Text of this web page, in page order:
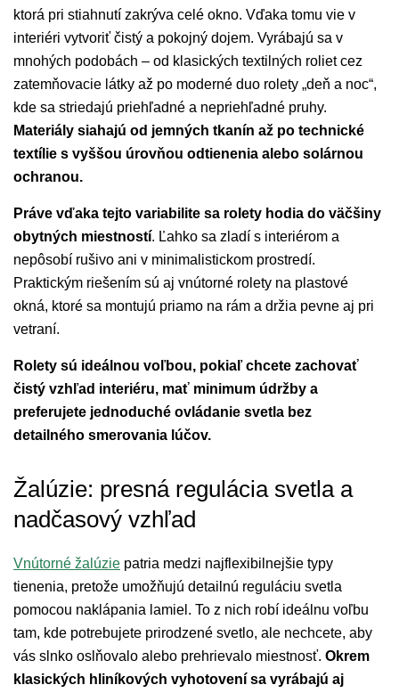
ktorá pri stiahnutí zakrýva celé okno. Vďaka tomu vie v
interiéri vytvoriť čistý a pokojný dojem. Vyrábajú sa v
mnohých podobách – od klasických textilných roliet cez
zatemňovacie látky až po moderné duo rolety „deň a noc“,
kde sa striedajú priehľadné a nepriehľadné pruhy.
Materiály siahajú od jemných tkanín až po technické
textílie s vyššou úrovňou odtienenia alebo solárnou
ochranou.
Práve vďaka tejto variabilite sa rolety hodia do väčšiny
obytných miestností. Ľahko sa zladí s interiérom a
nepôsobí rušivo ani v minimalistickom prostredí.
Praktickým riešením sú aj vnútorné rolety na plastové
okná, ktoré sa montujú priamo na rám a držia pevne aj pri
vetraní.
Rolety sú ideálnou voľbou, pokiaľ chcete zachovať
čistý vzhľad interiéru, mať minimum údržby a
preferujete jednoduché ovládanie svetla bez
detailného smerovania lúčov.
Žalúzie: presná regulácia svetla a
nadčasový vzhľad
Vnútorné žalúzie patria medzi najflexibilnejšie typy
tienenia, pretože umožňujú detailnú reguláciu svetla
pomocou naklápania lamiel. To z nich robí ideálnu voľbu
tam, kde potrebujete prirodzené svetlo, ale nechcete, aby
vás slnko oslňovalo alebo prehrievalo miestnosť. Okrem
klasických hliníkových vyhotovení sa vyrábajú aj